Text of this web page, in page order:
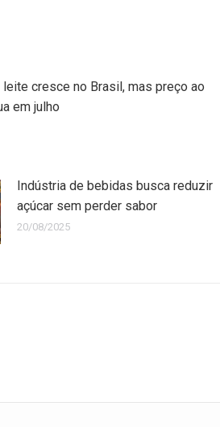
cresce no Brasil, mas preço ao
em julho
Indústria de bebidas busca reduzir
açúcar sem perder sabor
20/08/2025